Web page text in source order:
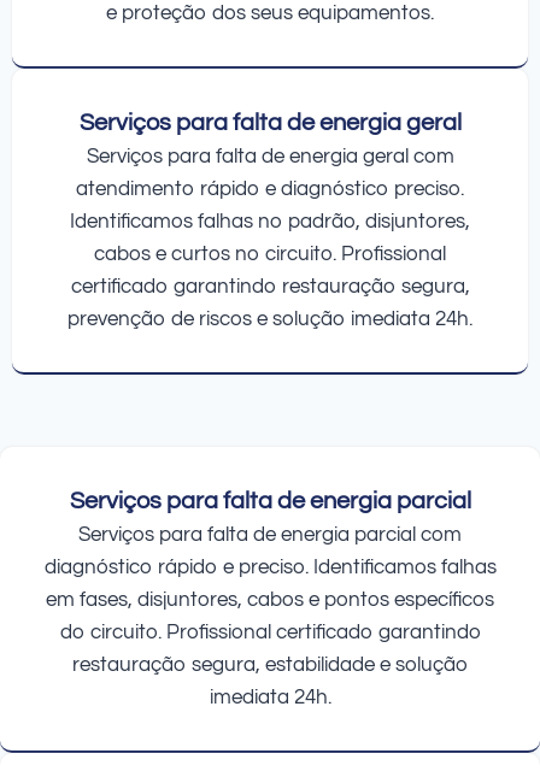
e proteção dos seus equipamentos.
Serviços para falta de energia geral
Serviços para falta de energia geral com
atendimento rápido e diagnóstico preciso.
Identificamos falhas no padrão, disjuntores,
cabos e curtos no circuito. Profissional
certificado garantindo restauração segura,
prevenção de riscos e solução imediata 24h.
Serviços para falta de energia parcial
Serviços para falta de energia parcial com
diagnóstico rápido e preciso. Identificamos falhas
em fases, disjuntores, cabos e pontos específicos
do circuito. Profissional certificado garantindo
restauração segura, estabilidade e solução
imediata 24h.